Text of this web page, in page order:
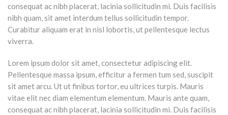
consequat ac nibh placerat, lacinia sollicitudin mi. Duis facilisis
nibh quam, sit amet interdum tellus sollicitudin tempor.
Curabitur aliquam erat in nisl lobortis, ut pellentesque lectus
viverra.
Lorem ipsum dolor sit amet, consectetur adipiscing elit.
Pellentesque massa ipsum, efficitur a fermen tum sed, suscipit
sit amet arcu. Ut ut finibus tortor, eu ultrices turpis. Mauris
vitae elit nec diam elementum elementum. Mauris ante quam,
consequat ac nibh placerat, lacinia sollicitudin mi. Duis facilisis